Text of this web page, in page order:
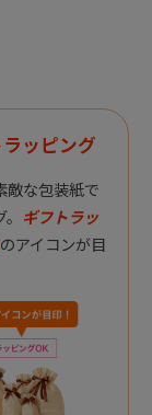
ッピング
敵な包装紙で
ギフトラッ
のアイコンが目